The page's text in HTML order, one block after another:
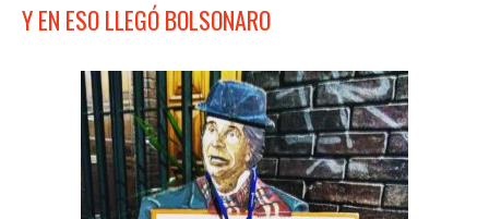
Y EN ESO LLEGÓ BOLSONARO